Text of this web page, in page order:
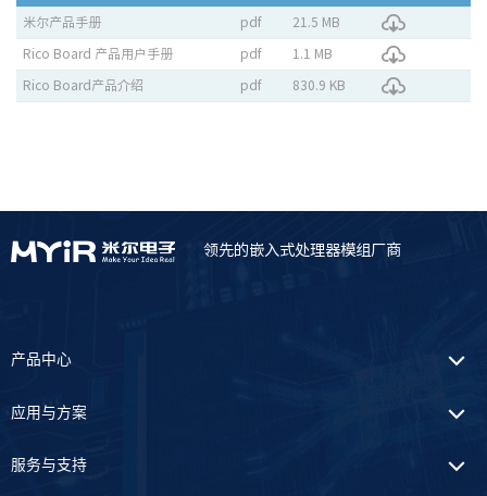
米尔产品手册 pdf 21.5 MB
Rico Board 产品用户手册 pdf 1.1 MB
Rico Board产品介绍 pdf 830.9 KB
领先的嵌入式处理器模组厂商
产品中心
应用与方案
服务与支持